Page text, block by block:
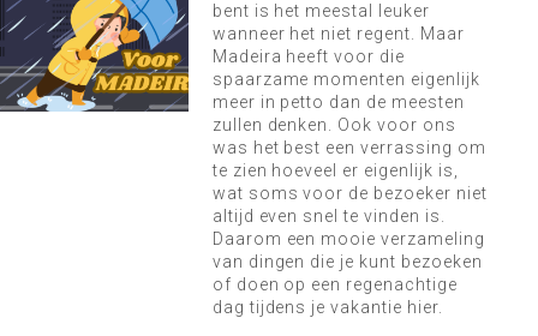
bent is het meestal leuker
wanneer het niet regent. Maar
Madeira heeft voor die
spaarzame momenten eigenlijk
meer in petto dan de meesten
zullen denken. Ook voor ons
was het best een verrassing om
te zien hoeveel er eigenlijk is,
wat soms voor de bezoeker niet
altijd even snel te vinden is.
Daarom een mooie verzameling
van dingen die je kunt bezoeken
of doen op een regenachtige
dag tijdens je vakantie hier.